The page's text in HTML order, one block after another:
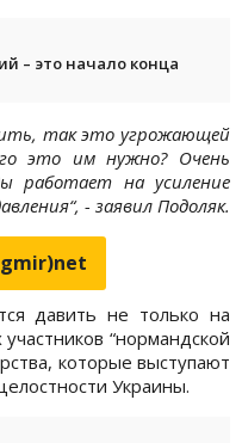
– это начало конца
так это угрожающей
это им нужно? Очень
работает на усиление
- заявил Подоляк.
давить не только на
“нормандской
которые выступают
Украины.